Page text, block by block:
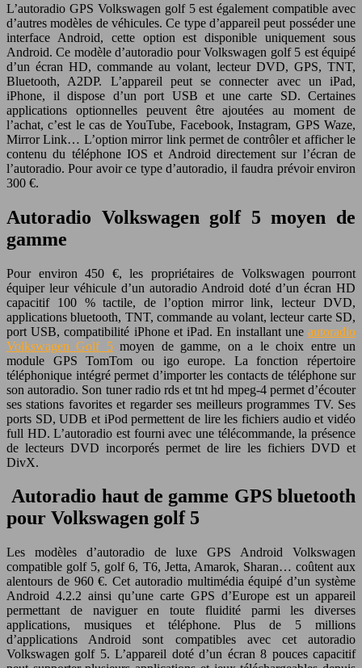
L’autoradio GPS Volkswagen golf 5 est également compatible avec
d’autres modèles de véhicules. Ce type d’appareil peut posséder une
interface Android, cette option est disponible uniquement sous
Android. Ce modèle d’autoradio pour Volkswagen golf 5 est équipé
d’un écran HD, commande au volant, lecteur DVD, GPS, TNT,
Bluetooth, A2DP. L’appareil peut se connecter avec un iPad,
iPhone, il dispose d’un port USB et une carte SD. Certaines
applications optionnelles peuvent être ajoutées au moment de
l’achat, c’est le cas de YouTube, Facebook, Instagram, GPS Waze,
Mirror Link… L’option mirror link permet de contrôler et afficher le
contenu du téléphone IOS et Android directement sur l’écran de
l’autoradio. Pour avoir ce type d’autoradio, il faudra prévoir environ
300 €.
Autoradio Volkswagen golf 5 moyen de
gamme
Pour environ 450 €, les propriétaires de Volkswagen pourront
équiper leur véhicule d’un autoradio Android doté d’un écran HD
capacitif 100 % tactile, de l’option mirror link, lecteur DVD,
applications bluetooth, TNT, commande au volant, lecteur carte SD,
port USB, compatibilité iPhone et iPad. En installant une autoradio
Volkswagen Golf 5moyen de gamme, on a le choix entre un
module GPS TomTom ou igo europe. La fonction répertoire
téléphonique intégré permet d’importer les contacts de téléphone sur
son autoradio. Son tuner radio rds et tnt hd mpeg-4 permet d’écouter
ses stations favorites et regarder ses meilleurs programmes TV. Ses
ports SD, UDB et iPod permettent de lire les fichiers audio et vidéo
full HD. L’autoradio est fourni avec une télécommande, la présence
de lecteurs DVD incorporés permet de lire les fichiers DVD et
DivX.
Autoradio haut de gamme GPS bluetooth
pour Volkswagen golf 5
Les modèles d’autoradio de luxe GPS Android Volkswagen
compatible golf 5, golf 6, T6, Jetta, Amarok, Sharan… coûtent aux
alentours de 960 €. Cet autoradio multimédia équipé d’un système
Android 4.2.2 ainsi qu’une carte GPS d’Europe est un appareil
permettant de naviguer en toute fluidité parmi les diverses
applications, musiques et téléphone. Plus de 5 millions
d’applications Android sont compatibles avec cet autoradio
Volkswagen golf 5. L’appareil doté d’un écran 8 pouces capacitif